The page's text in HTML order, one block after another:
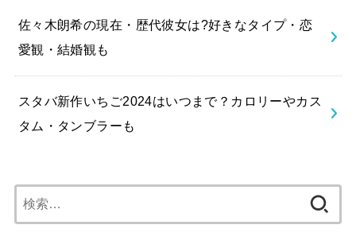
佐々木朗希の現在・歴代彼女は?好きなタイプ・恋
愛観・結婚観も
スタバ新作いちご2024はいつまで？カロリーやカス
タム・タンブラーも
索: